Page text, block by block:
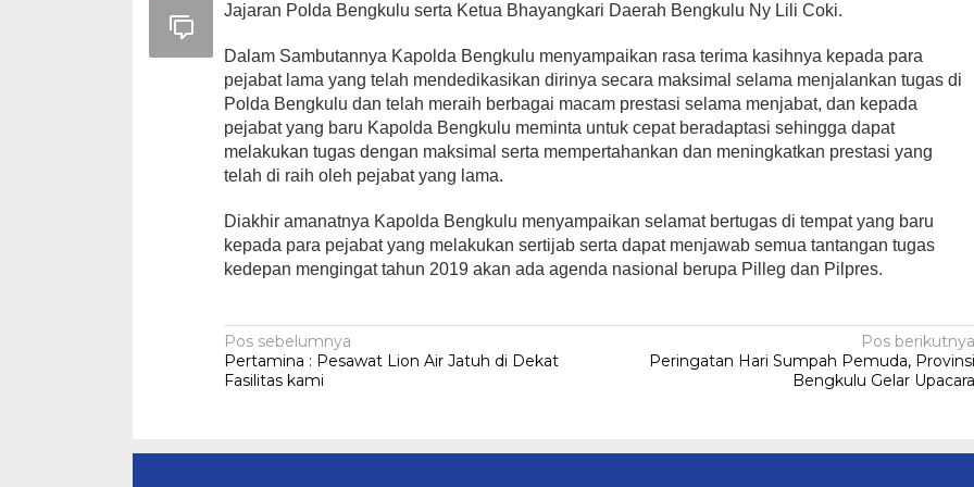
Jajaran Polda Bengkulu serta Ketua Bhayangkari Daerah Bengkulu Ny Lili Coki.
Dalam Sambutannya Kapolda Bengkulu menyampaikan rasa terima kasihnya kepada para
pejabat lama yang telah mendedikasikan dirinya secara maksimal selama menjalankan tugas di
Polda Bengkulu dan telah meraih berbagai macam prestasi selama menjabat, dan kepada
pejabat yang baru Kapolda Bengkulu meminta untuk cepat beradaptasi sehingga dapat
melakukan tugas dengan maksimal serta mempertahankan dan meningkatkan prestasi yang
telah di raih oleh pejabat yang lama.
Diakhir amanatnya Kapolda Bengkulu menyampaikan selamat bertugas di tempat yang baru
kepada para pejabat yang melakukan sertijab serta dapat menjawab semua tantangan tugas
kedepan mengingat tahun 2019 akan ada agenda nasional berupa Pilleg dan Pilpres.
Navigasi
pos
Pos sebelumnya
Pertamina : Pesawat Lion Air Jatuh di Dekat
Fasilitas kami
Pos berikutnya
Peringatan Hari Sumpah Pemuda, Provinsi
Bengkulu Gelar Upacara